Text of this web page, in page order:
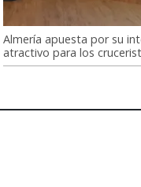
Almería apuesta por su
atractivo para los